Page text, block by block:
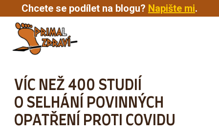
Chcete se podílet na blogu? Napište mi.
VÍC NEŽ 400 STUDIÍ
O SELHÁNÍ POVINNÝCH
OPATŘENÍ PROTI COVIDU